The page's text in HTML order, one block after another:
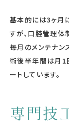
基本的には3ヶ月
すが、口腔管理体
毎月のメンテナン
術後半年間は月1
ートしています。
専門技